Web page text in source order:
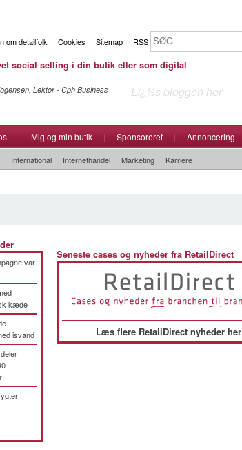
om detailfolk Cookies Sitemap RSS
social selling i din butik eller som digital
Lektor - Cph Business Lï¿½s bloggen her
| Mig og min butik | Sponsoreret | Annoncering
International Internethandel Marketing Karriere
var
kæde
isvand
Seneste cases og nyheder fra RetailDirect
Læs flere RetailDirect nyheder her